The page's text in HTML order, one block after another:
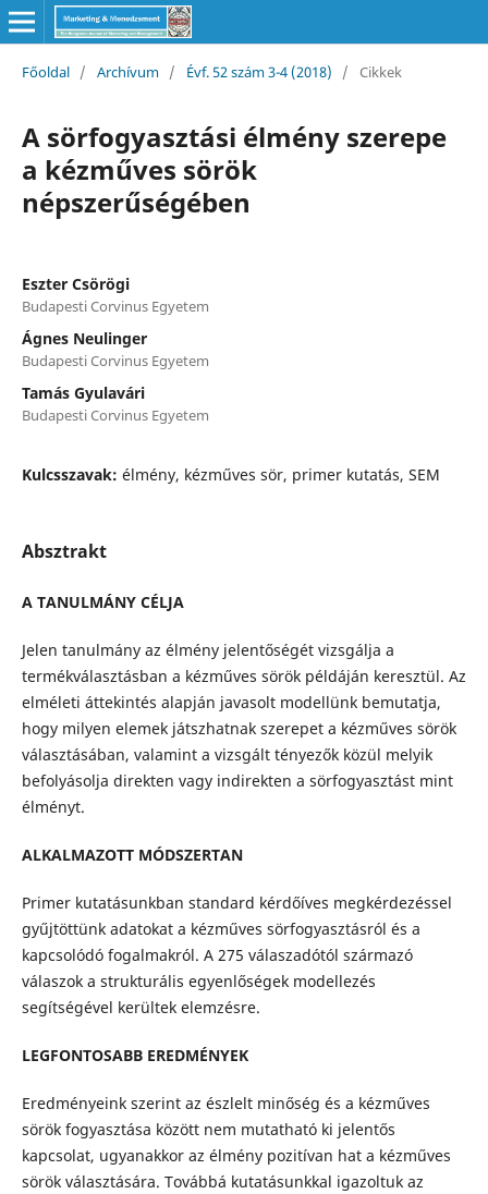
Főoldal / Archívum / Évf. 52 szám 3-4 (2018) / Cikkek
A sörfogyasztási élmény szerepe
a kézműves sörök
népszerűségében
Eszter Csörögi
Budapesti Corvinus Egyetem
Ágnes Neulinger
Budapesti Corvinus Egyetem
Tamás Gyulavári
Budapesti Corvinus Egyetem
Kulcsszavak: élmény, kézműves sör, primer kutatás, SEM
Absztrakt
A TANULMÁNY CÉLJA
Jelen tanulmány az élmény jelentőségét vizsgálja a
termékválasztásban a kézműves sörök példáján keresztül. Az
elméleti áttekintés alapján javasolt modellünk bemutatja,
hogy milyen elemek játszhatnak szerepet a kézműves sörök
választásában, valamint a vizsgált tényezők közül melyik
befolyásolja direkten vagy indirekten a sörfogyasztást mint
élményt.
ALKALMAZOTT MÓDSZERTAN
Primer kutatásunkban standard kérdőíves megkérdezéssel
gyűjtöttünk adatokat a kézműves sörfogyasztásról és a
kapcsolódó fogalmakról. A 275 válaszadótól származó
válaszok a strukturális egyenlőségek modellezés
segítségével kerültek elemzésre.
LEGFONTOSABB EREDMÉNYEK
Eredményeink szerint az észlelt minőség és a kézműves
sörök fogyasztása között nem mutatható ki jelentős
kapcsolat, ugyanakkor az élmény pozitívan hat a kézműves
sörök választására. Továbbá kutatásunkkal igazoltuk az